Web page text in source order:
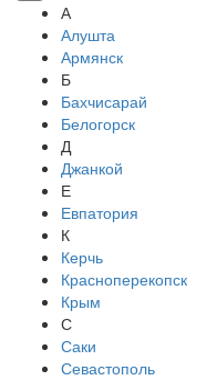
А
Алушта
Армянск
Б
Бахчисарай
Белогорск
Д
Джанкой
Е
Евпатория
К
Керчь
Красноперекопск
Крым
С
Саки
Севастополь